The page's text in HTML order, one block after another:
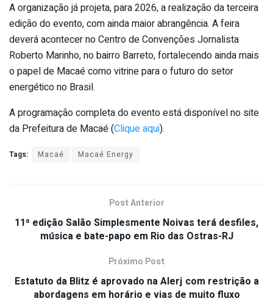
A organização já projeta, para 2026, a realização da terceira
edição do evento, com ainda maior abrangência. A feira
deverá acontecer no Centro de Convenções Jornalista
Roberto Marinho, no bairro Barreto, fortalecendo ainda mais
o papel de Macaé como vitrine para o futuro do setor
energético no Brasil.
A programação completa do evento está disponível no site
da Prefeitura de Macaé (Clique aqui).
Tags: Macaé Macaé Energy
Post Anterior
11ª edição Salão Simplesmente Noivas terá desfiles,
música e bate-papo em Rio das Ostras-RJ
Próximo Post
Estatuto da Blitz é aprovado na Alerj com restrição a
abordagens em horário e vias de muito fluxo